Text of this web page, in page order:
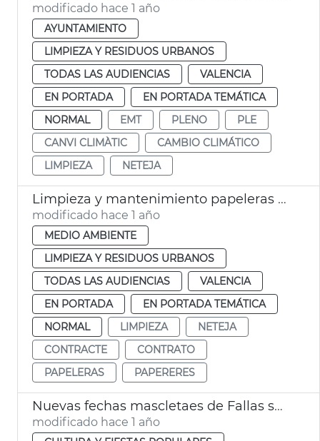
modificado hace 1 año
AYUNTAMIENTO
LIMPIEZA Y RESIDUOS URBANOS
TODAS LAS AUDIENCIAS
VALENCIA
EN PORTADA
EN PORTADA TEMÁTICA
NORMAL
EMT PLENO
PLE
CANVI CLIMÀTIC
CAMBIO CLIMÁTICO
LIMPIEZA
NETEJA
Limpieza y mantenimiento papeleras València
modificado hace 1 año
MEDIO AMBIENTE
LIMPIEZA Y RESIDUOS URBANOS
TODAS LAS AUDIENCIAS
VALENCIA
EN PORTADA
EN PORTADA TEMÁTICA
NORMAL
LIMPIEZA
NETEJA
CONTRACTE
CONTRATO
PAPELERAS
PAPERERES
Nuevas fechas mascletaes de Fallas suspendidas por la lluvia
modificado hace 1 año